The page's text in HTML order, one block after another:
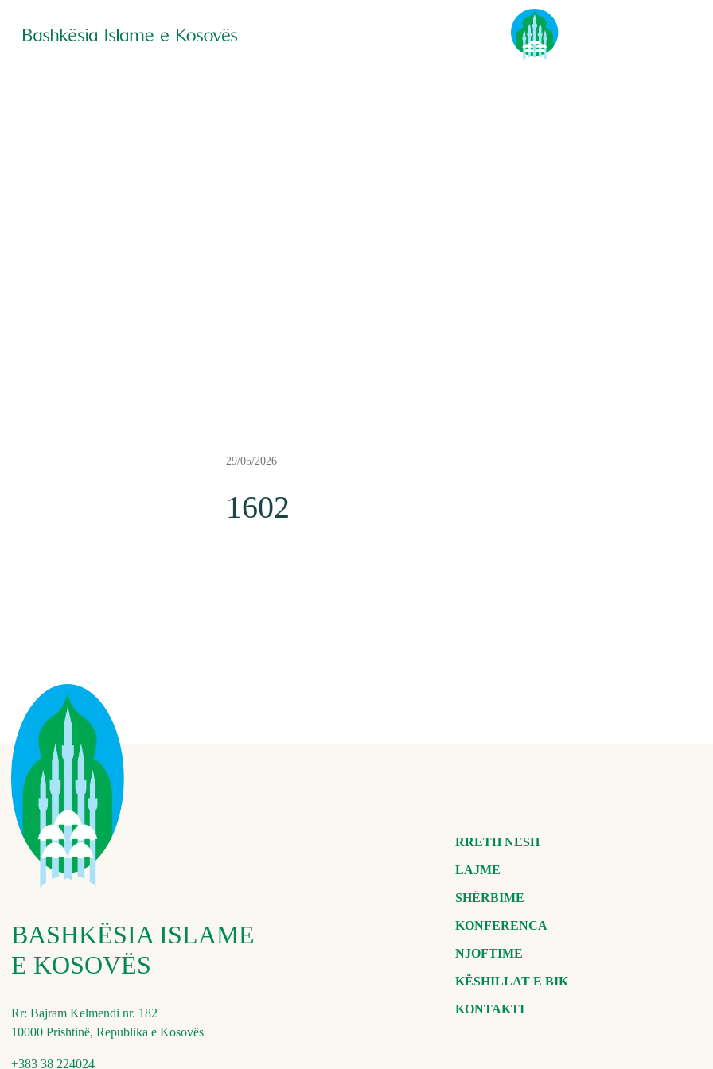
29/05/2026
1602
BASHKËSIA ISLAME
E KOSOVËS
Rr: Bajram Kelmendi nr. 182
10000 Prishtinë, Republika e Kosovës
+383 38 224024
RRETH NESH
LAJME
SHËRBIME
KONFERENCA
NJOFTIME
KËSHILLAT E BIK
KONTAKTI